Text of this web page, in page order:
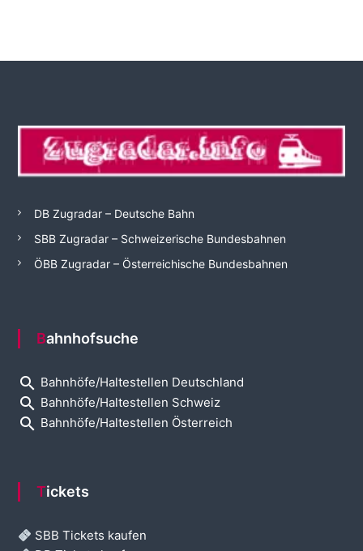
DB Zugradar – Deutsche Bahn
SBB Zugradar – Schweizerische Bundesbahnen
ÖBB Zugradar – Österreichische Bundesbahnen
Bahnhofsuche
search Bahnhöfe/Haltestellen Deutschland
search Bahnhöfe/Haltestellen Schweiz
search Bahnhöfe/Haltestellen Österreich
Tickets
SBB Tickets kaufen